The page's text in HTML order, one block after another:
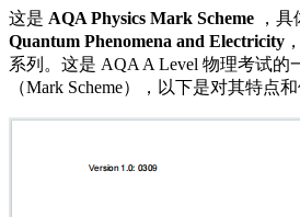
这是 AQA Physics Mark Scheme ，具
Quantum Phenomena and Electricity
系列。这是 AQA A Level 物理考试的
（Mark Scheme），以下是对其特点